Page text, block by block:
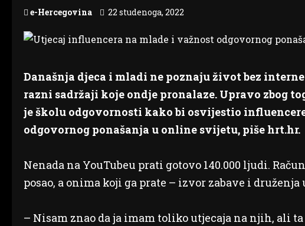
e-Hercegovina 22 studenoga, 2022
Današnja djeca i mladi ne poznaju život bez
razni sadržaji koje ondje pronalaze. Upravo zbog
je školu odgovornosti kako bi osvijestio
odgovornog ponašanja u online svijetu, piše hrt.hr.
Nenada na YouTubeu prati gotovo 140.000 ljudi.
posao, a onima koji ga prate – izvor zabave i
– Nisam znao da ja imam toliko utjecaja na njih, ali ta